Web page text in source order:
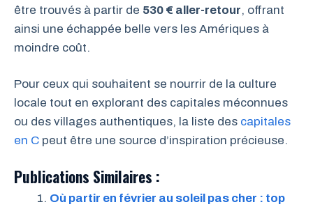
être trouvés à partir de 530 € aller-retour, offrant
ainsi une échappée belle vers les Amériques à
moindre coût.
Pour ceux qui souhaitent se nourrir de la culture
locale tout en explorant des capitales méconnues
ou des villages authentiques, la liste des capitales
en C peut être une source d’inspiration précieuse.
Publications Similaires :
Où partir en février au soleil pas cher : top